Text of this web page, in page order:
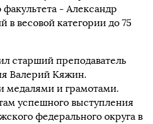
- Александр
весовой категории до 75
старший преподаватель
Валерий Кяжин.
медалями и грамотами.
успешного выступления
федерального округа в